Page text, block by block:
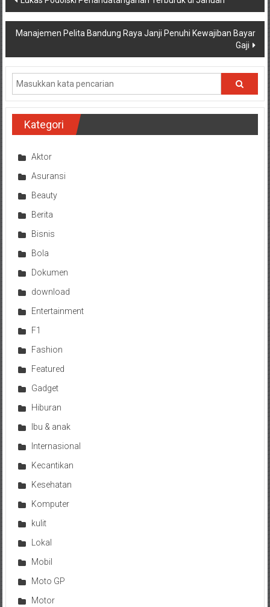
pos
Manajemen Pelita Bandung Raya Janji Penuhi Kewajiban Bayar
Gaji
Kategori
Aktor
Asuransi
Beauty
Berita
Bisnis
Bola
Dokumen
download
Entertainment
F1
Fashion
Featured
Gadget
Hiburan
Ibu & anak
Internasional
Kecantikan
Kesehatan
Komputer
kulit
Lokal
Mobil
Moto GP
Motor